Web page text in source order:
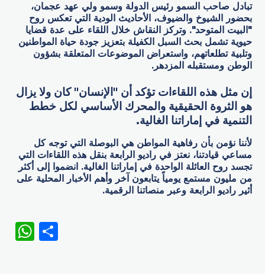
تبادل صاحب السمو رئيس الدولة وسمو ولي عهد عجمان،
بحضور الشيوخ والضيوف، الأحاديث الودية التي تعكس روح
"البيت المتوحد". وتركز النقاش خلال اللقاء على عدة قضايا
حيوية تشمل بحث السبل الكفيلة بتعزيز جودة حياة المواطنين
وتلبية تطلعاتهم، واستعراض الموضوعات المتعلقة بشؤون
الوطن ومستقبله المزدهر.
إن مثل هذه اللقاءات تؤكد أن "الإنسان" كان ولا يزال
هو الثروة الحقيقية والمحرك الأساسي لكل خطط
التنمية في إماراتنا الغالية.
لأننا نؤمن بأن رفاهية المواطن هي البوصلة التي توجه كل
مساعي قيادتنا، نعتز في راديو الرابعة بنقل هذه اللقاءات التي
تجسد روح العائلة الواحدة في إماراتنا الغالية. انضموا إلى أكثر
من مليون مستمع يومياً يتابعون آخر وأهم الأخبار المحلية على
أثير راديو الرابعة وعبر منصاتنا الرقمية.
WhatsApp